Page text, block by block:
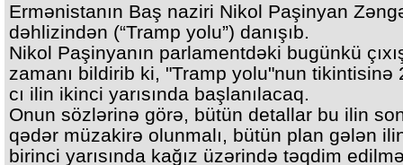
Ermənistanın Baş naziri Nikol Paşinyan
dəhlizindən (“Tramp yolu”) danışıb.
Nikol Paşinyanın parlamentdəki bugünkü
zamanı bildirib ki, "Tramp yolu"nun tikintisinə
cı ilin ikinci yarısında başlanılacaq.
Onun sözlərinə görə, bütün detallar bu ilin
qədər müzakirə olunmalı, bütün plan gələn
birinci yarısında kağız üzərində təqdim